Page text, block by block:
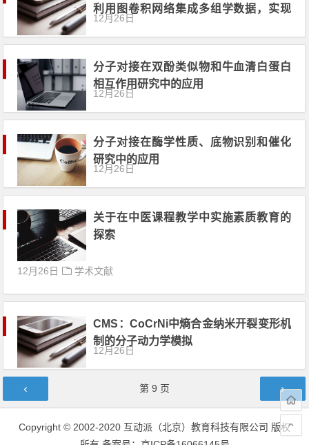
利用图卷积网络集成多组学数据，实现
患者分类和生物标志物识别
12月26日
分子对接在双酚类似物和牛血清白蛋白
相互作用研究中的应用
12月26日
分子对接在酶学性质、底物识别和催化
研究中的应用
12月26日
关于在中医课程教学中实施素质教育的
探索
12月26日 学术文献
CMS：CoCrNi中熵合金纳米开裂变形机
制的分子动力学模拟
12月26日
文章导航 第 9 页
Copyright © 2002-2020 互动派（北京）教育科技有限公司 版权